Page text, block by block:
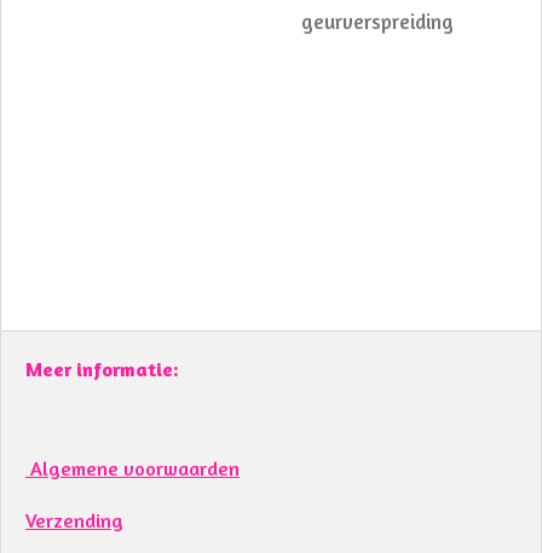
geurverspreiding
Meer informatie:
Algemene voorwaarden
Verzending